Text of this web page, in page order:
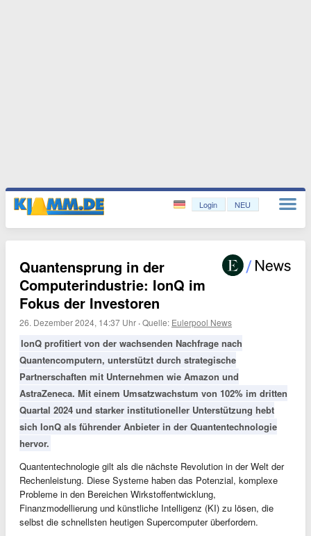
Login NEU
Quantensprung in der
Computerindustrie: IonQ im
Fokus der Investoren
26. Dezember 2024, 14:37 Uhr ·Quelle: Eulerpool News
IonQ profitiert von der wachsenden Nachfrage nach
Quantencomputern, unterstützt durch strategische
Partnerschaften mit Unternehmen wie Amazon und
AstraZeneca. Mit einem Umsatzwachstum von 102% im dritten
Quartal 2024 und starker institutioneller Unterstützung hebt
sich IonQ als führender Anbieter in der Quantentechnologie
hervor.
Quantentechnologie gilt als die nächste Revolution in der Welt der
Rechenleistung. Diese Systeme haben das Potenzial, komplexe
Probleme in den Bereichen Wirkstoffentwicklung,
Finanzmodellierung und künstliche Intelligenz (KI) zu lösen, die
selbst die schnellsten heutigen Supercomputer überfordern.